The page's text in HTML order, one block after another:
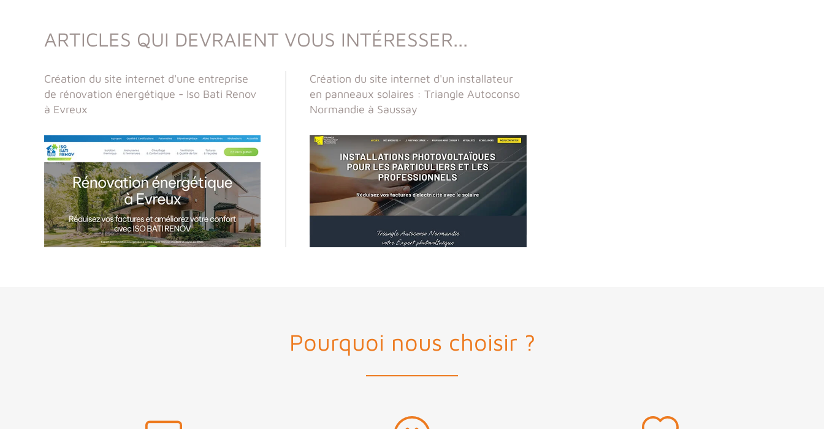
ARTICLES QUI DEVRAIENT VOUS INTÉRESSER...
Création du site internet d'une entreprise
de rénovation énergétique - Iso Bati Renov
à Evreux
Création du site internet d'un installateur
en panneaux solaires : Triangle Autoconso
Normandie à Saussay
Pourquoi nous choisir ?